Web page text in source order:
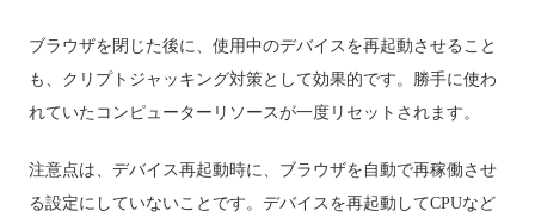
ブラウザを閉じた後に、使用中のデバイスを再起動させること
も、クリプトジャッキング対策として効果的です。勝手に使わ
れていたコンピューターリソースが一度リセットされます。
注意点は、デバイス再起動時に、ブラウザを自動で再稼働させ
る設定にしていないことです。デバイスを再起動してCPUなど